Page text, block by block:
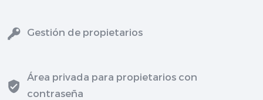
Gestión de propietarios
Área privada para propietarios con
contraseña